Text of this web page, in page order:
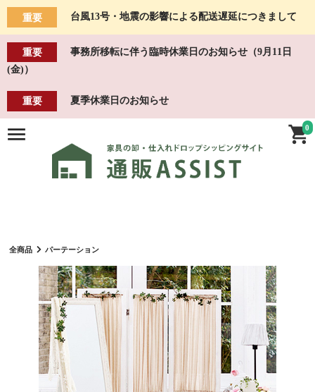
重要 台風13号・地震の影響による配送遅延につきまして
重要
事務所移転に伴う臨時休業日のお知らせ（9月11日
(金)）
重要 夏季休業日のお知らせ
0
全商品 パーテーション